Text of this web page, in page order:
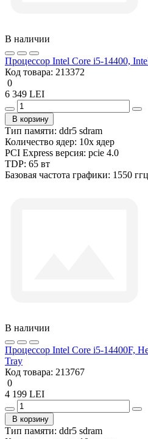
В наличии
Процессор Intel Core i5-14400,
Код товара: 213372
0
6 349 LEI
В корзину
Тип памяти: ddr5 sdram
Количество ядер: 10x ядер
PCI Express версия: pcie 4.0
TDP: 65 вт
Базовая частота графики: 1550 ггц
В наличии
Процессор Intel Core i5-14400F,
Tray
Код товара: 213767
0
4 199 LEI
В корзину
Тип памяти: ddr5 sdram